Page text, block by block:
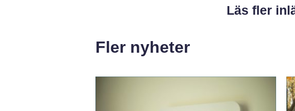
Läs fler
Fler nyheter